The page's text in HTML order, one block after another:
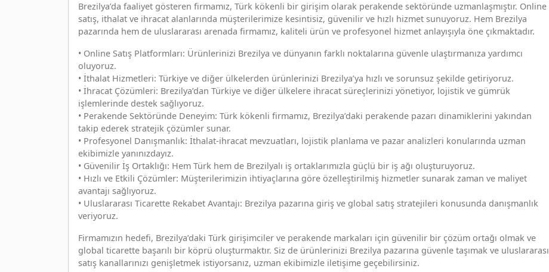
Brezilya’da faaliyet gösteren firmamız, Türk kökenli bir girişim olarak perakende sektöründe uzmanlaşmıştır. Online
satış, ithalat ve ihracat alanlarında müşterilerimize kesintisiz, güvenilir ve hızlı hizmet sunuyoruz. Hem Brezilya
pazarında hem de uluslararası arenada firmamız, kaliteli ürün ve profesyonel hizmet anlayışıyla öne çıkmaktadır.
• Online Satış Platformları: Ürünlerinizi Brezilya ve dünyanın farklı noktalarına güvenle ulaştırmanıza yardımcı
oluyoruz.
• İthalat Hizmetleri: Türkiye ve diğer ülkelerden ürünlerinizi Brezilya’ya hızlı ve sorunsuz şekilde getiriyoruz.
• İhracat Çözümleri: Brezilya’dan Türkiye ve diğer ülkelere ihracat süreçlerinizi yönetiyor, lojistik ve gümrük
işlemlerinde destek sağlıyoruz.
• Perakende Sektöründe Deneyim: Türk kökenli firmamız, Brezilya’daki perakende pazarı dinamiklerini yakından
takip ederek stratejik çözümler sunar.
• Profesyonel Danışmanlık: İthalat-ihracat mevzuatları, lojistik planlama ve pazar analizleri konularında uzman
ekibimizle yanınızdayız.
• Güvenilir İş Ortaklığı: Hem Türk hem de Brezilyalı iş ortaklarımızla güçlü bir iş ağı oluşturuyoruz.
• Hızlı ve Etkili Çözümler: Müşterilerimizin ihtiyaçlarına göre özelleştirilmiş hizmetler sunarak zaman ve maliyet
avantajı sağlıyoruz.
• Uluslararası Ticarette Rekabet Avantajı: Brezilya pazarına giriş ve global satış stratejileri konusunda danışmanlık
veriyoruz.
Firmamızın hedefi, Brezilya’daki Türk girişimciler ve perakende markaları için güvenilir bir çözüm ortağı olmak ve
global ticarette başarılı bir köprü oluşturmaktır. Siz de ürünlerinizi Brezilya pazarına güvenle taşımak ve uluslararası
satış kanallarınızı genişletmek istiyorsanız, uzman ekibimizle iletişime geçebilirsiniz.